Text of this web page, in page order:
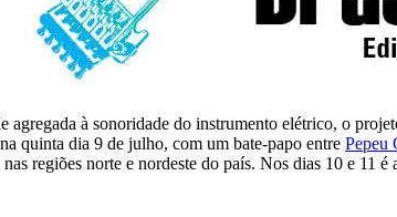
agregada à sonoridade do instrumento elétrico, o
quinta dia 9 de julho, com um bate-papo entre Pepeu
regiões norte e nordeste do país. Nos dias 10 e 11